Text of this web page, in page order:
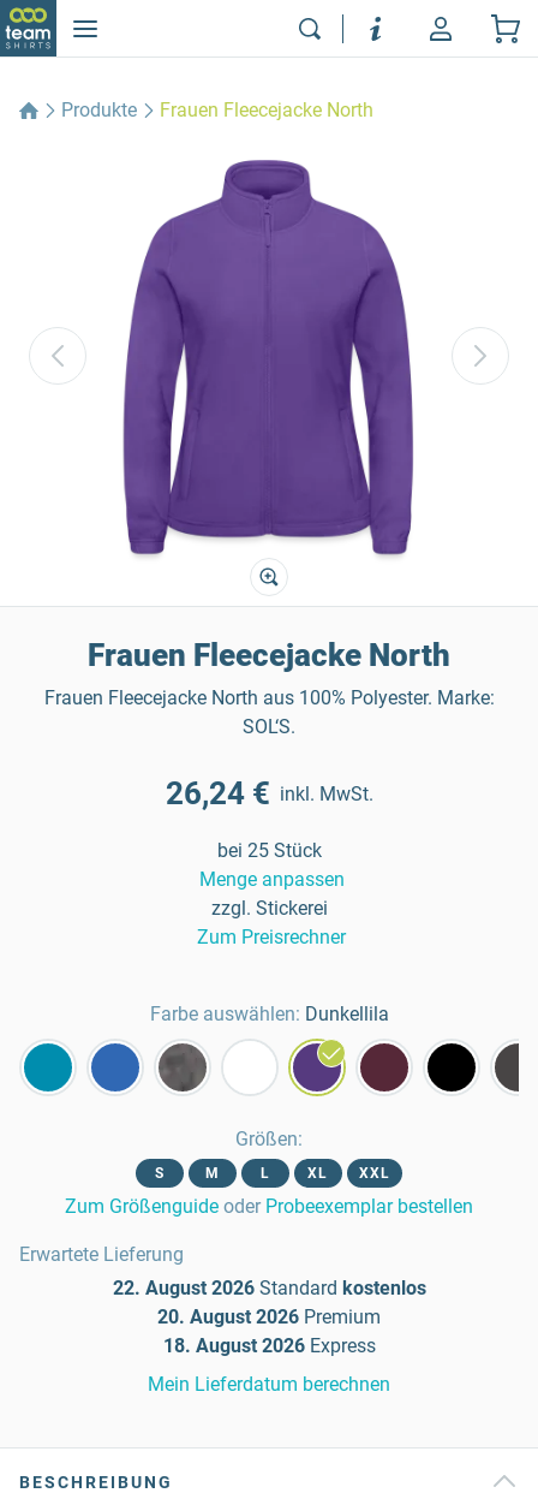
Produkte Frauen Fleecejacke North
Frauen Fleecejacke North
Frauen Fleecejacke North aus 100% Polyester. Marke:
SOL‘S.
26,24 € inkl. MwSt.
bei 25 Stück
Menge anpassen
zzgl. Stickerei
Zum Preisrechner
Farbe auswählen: Dunkellila
Größen:
S M L XL XXL
Zum Größenguide oder Probeexemplar bestellen
Erwartete Lieferung
22. August 2026 Standard kostenlos
20. August 2026 Premium
18. August 2026 Express
Mein Lieferdatum berechnen
BESCHREIBUNG